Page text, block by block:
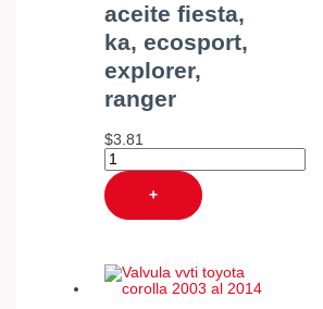
aceite fiesta,
ka, ecosport,
explorer,
ranger
$3.81
+